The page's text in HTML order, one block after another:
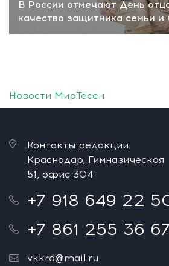
В России отмечают День
качества защитника семьи и
Новости МирТесен
Контакты редакции:
Краснодар, Гимназическая
51, офис 304
+7 918 649 22
+7 861 255 36 67
vkkrd@mail.ru